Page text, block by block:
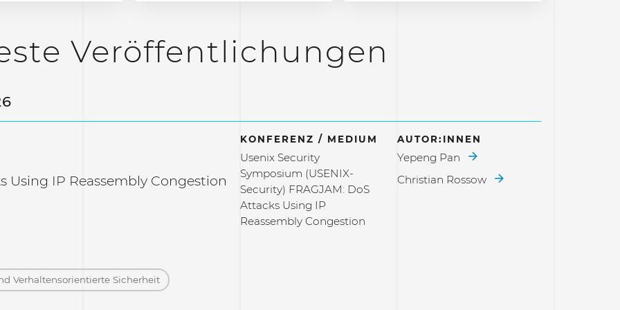
Veröffentlichungen
Using IP Reassembly Congestion
KONFERENZ / MEDIUM
Usenix Security
Symposium (USENIX-
Security) FRAGJAM: DoS
Attacks Using IP
Reassembly Congestion
Verhaltensorientierte Sicherheit
AUTOR:INNEN
Yepeng Pan
Christian Rossow